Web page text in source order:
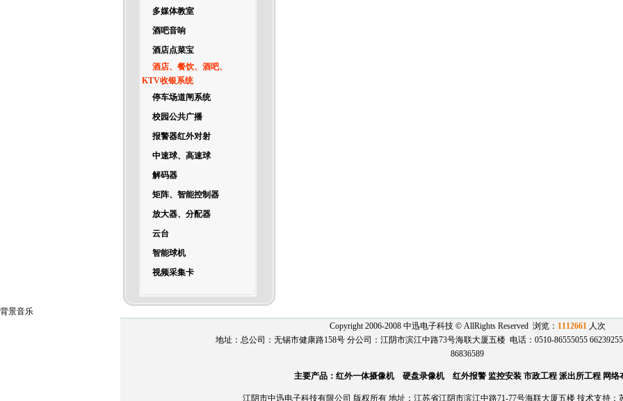
多媒体教室
酒吧音响
酒店点菜宝
酒店、餐饮、酒吧、
KTV收银系统
停车场道闸系统
校园公共广播
报警器红外对射
中速球、高速球
解码器
矩阵、智能控制器
放大器、分配器
云台
智能球机
视频采集卡
背景音乐
Copyright 2006-2008 中迅电子科技 © AllRights Reserved 浏览： 1112661人次
地址：总公司：无锡市健康路158号 分公司：江阴市滨江中路73号海联大厦五楼 电话：0510-86555055
86836589
主要产品：红外一体摄像机 硬盘录像机 红外报警 监控安装 市政工程 派出所工程 网络
江阴市中迅电子科技有限公司 版权所有 地址：江苏省江阴市滨江中路71-77号海联大厦五楼 技术支持：